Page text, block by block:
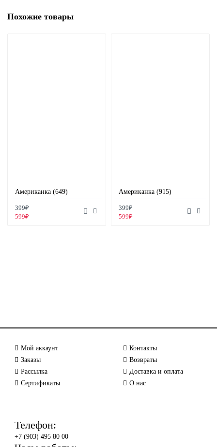
Похожие товары
Американка (649)
399₽
599₽
Американка (915)
399₽
599₽
Мой аккаунт
Заказы
Рассылка
Сертификаты
Контакты
Возвраты
Доставка и оплата
О нас
Телефон:
+7 (903) 495 80 00